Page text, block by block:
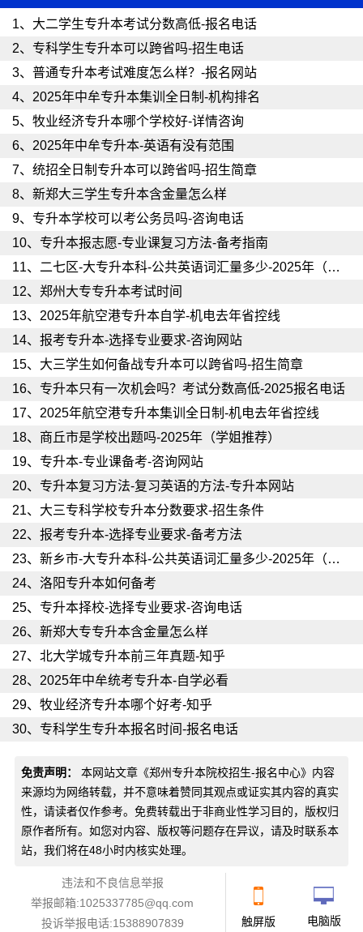
1、 大二学生专升本考试分数高低-报名电话
2、 专科学生专升本可以跨省吗-招生电话
3、 普通专升本考试难度怎么样？-报名网站
4、 2025年中牟专升本集训全日制-机构排名
5、 牧业经济专升本哪个学校好-详情咨询
6、 2025年中牟专升本-英语有没有范围
7、 统招全日制专升本可以跨省吗-招生简章
8、 新郑大三学生专升本含金量怎么样
9、 专升本学校可以考公务员吗-咨询电话
10、 专升本报志愿-专业课复习方法-备考指南
11、 二七区-大专升本科-公共英语词汇量多少-2025年（学姐推荐）
12、 郑州大专专升本考试时间
13、 2025年航空港专升本自学-机电去年省控线
14、 报考专升本-选择专业要求-咨询网站
15、 大三学生如何备战专升本可以跨省吗-招生简章
16、 专升本只有一次机会吗？考试分数高低-2025报名电话
17、 2025年航空港专升本集训全日制-机电去年省控线
18、 商丘市是学校出题吗-2025年（学姐推荐）
19、 专升本-专业课备考-咨询网站
20、 专升本复习方法-复习英语的方法-专升本网站
21、 大三专科学校专升本分数要求-招生条件
22、 报考专升本-选择专业要求-备考方法
23、 新乡市-大专升本科-公共英语词汇量多少-2025年（学姐推荐）
24、 洛阳专升本如何备考
25、 专升本择校-选择专业要求-咨询电话
26、 新郑大专专升本含金量怎么样
27、 北大学城专升本前三年真题-知乎
28、 2025年中牟统考专升本-自学必看
29、 牧业经济专升本哪个好考-知乎
30、 专科学生专升本报名时间-报名电话
免责声明： 本网站文章《郑州专升本院校招生-报名中心》内容
来源均为网络转载，并不意味着赞同其观点或证实其内容的真实
性，请读者仅作参考。免费转载出于非商业性学习目的，版权归
原作者所有。如您对内容、版权等问题存在异议，请及时联系本
站，我们将在48小时内核实处理。
违法和不良信息举报
举报邮箱:1025337785@qq.com
投诉举报电话:15388907839
触屏版 电脑版